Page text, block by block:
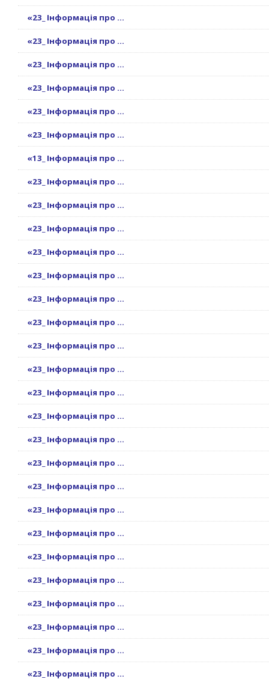
«23_ Інформація про ...
«23_ Інформація про ...
«23_ Інформація про ...
«23_ Інформація про ...
«23_ Інформація про ...
«23_ Інформація про ...
«13_ Інформація про ...
«23_ Інформація про ...
«23_ Інформація про ...
«23_ Інформація про ...
«23_ Інформація про ...
«23_ Інформація про ...
«23_ Інформація про ...
«23_ Інформація про ...
«23_ Інформація про ...
«23_ Інформація про ...
«23_ Інформація про ...
«23_ Інформація про ...
«23_ Інформація про ...
«23_ Інформація про ...
«23_ Інформація про ...
«23_ Інформація про ...
«23_ Інформація про ...
«23_ Інформація про ...
«23_ Інформація про ...
«23_ Інформація про ...
«23_ Інформація про ...
«23_ Інформація про ...
«23_ Інформація про ...